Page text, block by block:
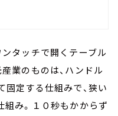
タッチで開くテーブル
業のものは、ハンドル
定する仕組みで、狭い
み。１０秒もかからず